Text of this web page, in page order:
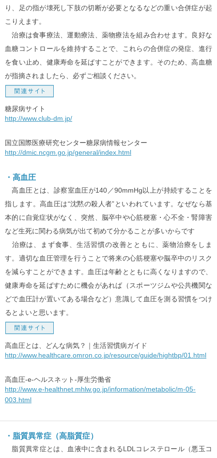
り、足の指が壊死し下肢の切断が必要となるなどの重い合併症が起
こりえます。
治療は食事療法、運動療法、薬物療法を組み合わせます。良好な
血糖コントロールを維持することで、これらの合併症の発症、進行
を食い止め、健康寿命を延ばすことができます。そのため、高血糖
が指摘されましたら、必ずご相談ください。
糖尿病サイト
http://www.club-dm.jp/
国立国際医療研究センター糖尿病情報センター
http://dmic.ncgm.go.jp/general/index.html
・高血圧
高血圧とは、診察室血圧が140／90mmHg以上が持続することを
指します。高血圧は“沈黙の殺人者”といわれています。なぜなら基
本的に自覚症状がなく、突然、脳卒中や心筋梗塞・心不全・腎障害
など生死に関わる病気が出て初めて分かることが多いからです
治療は、まず食事、生活習慣の改善とともに、薬物治療をしま
す。適切な血圧管理を行うことで将来の心筋梗塞や脳卒中のリスク
を減らすことができます。血圧は年齢とともに高くなりますので、
健康寿命を延ばすために機会があれば（スポーツジムや公共機関な
どで血圧計が置いてある場合など）意識して血圧を測る習慣をつけ
るとよいと思います。
高血圧とは、どんな病気？｜生活習慣病ガイド
http://www.healthcare.omron.co.jp/resource/guide/hightbp/01.html
高血圧-e-ヘルスネット‐厚生労働省
http://www.e-healthnet.mhlw.go.jp/information/metabolic/m-05-
003.html
・脂質異常症（高脂質症）
脂質異常症とは、血液中に含まれるLDLコレステロール（悪玉コ